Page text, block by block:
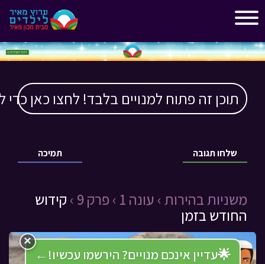
תוכן זה פתוח למנויים בלבד! לחצו כאן כדי
תמיכה שלחו תגובה
משניות בהירות › עונה 1 › פרק 9 ›
קידוש
החודש בזמן
🌟עדיין אינכם מנויים? הירשמו עכשיו! ←
×